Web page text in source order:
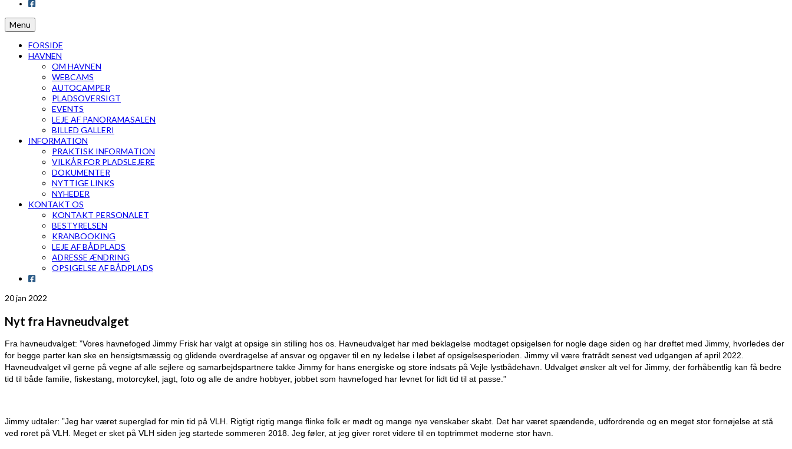
Menu
FORSIDE
HAVNEN
OM HAVNEN
WEBCAMS
AUTOCAMPER
PLADSOVERSIGT
EVENTS
LEJE AF PANORAMASALEN
BILLED GALLERI
INFORMATION
PRAKTISK INFORMATION
VILKÅR FOR PLADSLEJERE
DOKUMENTER
NYTTIGE LINKS
NYHEDER
KONTAKT OS
KONTAKT PERSONALET
BESTYRELSEN
KRANBOOKING
LEJE AF BÅDPLADS
ADRESSE ÆNDRING
OPSIGELSE AF BÅDPLADS
20jan 2022
Nyt fra Havneudvalget
Fra havneudvalget: ”Vores havnefoged Jimmy Frisk har valgt at opsige sin stilling hos os. Havneudvalget har med beklagelse modtaget opsigelsen for nogle dage siden og har drøftet med Jimmy, hvorledes der
for begge parter kan ske en hensigtsmæssig og glidende overdragelse af ansvar og opgaver til en ny ledelse i løbet af opsigelsesperioden. Jimmy vil være fratrådt senest ved udgangen af april 2022.
Havneudvalget vil gerne på vegne af alle sejlere og samarbejdspartnere takke Jimmy for hans energiske og store indsats på Vejle lystbådehavn. Udvalget ønsker alt vel for Jimmy, der forhåbentlig kan få bedre
tid til både familie, fiskestang, motorcykel, jagt, foto og alle de andre hobbyer, jobbet som havnefoged har levnet for lidt tid til at passe.”
Jimmy udtaler: ”Jeg har været superglad for min tid på VLH. Rigtigt rigtig mange flinke folk er mødt og mange nye venskaber skabt. Det har været spændende, udfordrende og en meget stor fornøjelse at stå
ved roret på VLH. Meget er sket på VLH siden jeg startede sommeren 2018. Jeg føler, at jeg giver roret videre til en toptrimmet moderne stor havn.